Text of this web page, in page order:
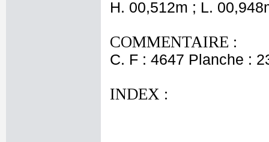
H. 00,512m ; L.
COMMENTAIRE :
C. F : 4647 Planche :
INDEX :